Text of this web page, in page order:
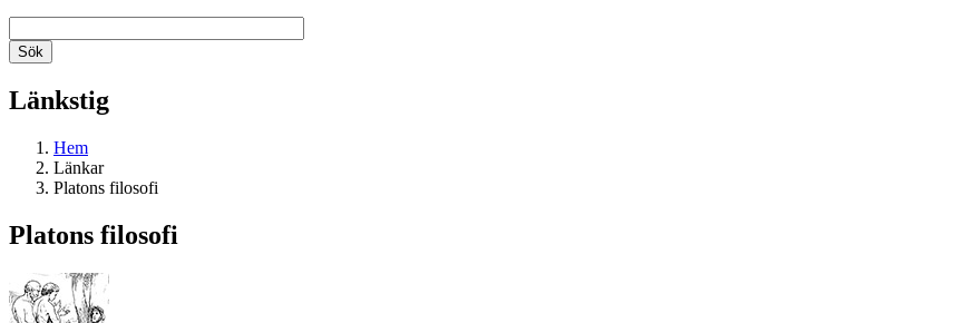
Länkstig
Hem
Länkar
Platons filosofi
Platons filosofi